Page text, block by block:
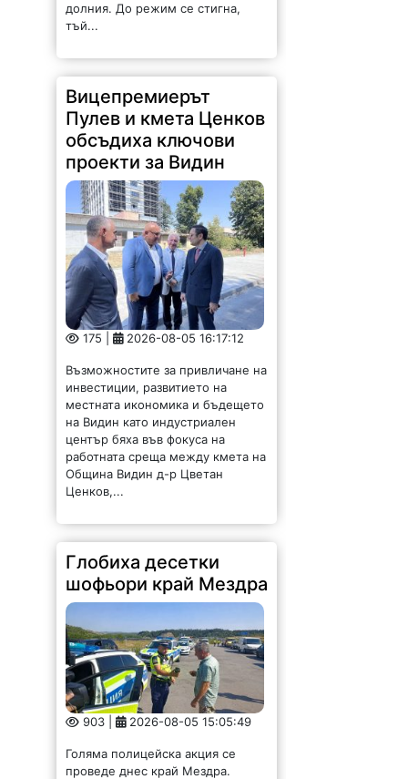
долния. До режим се стигна,
тъй...
Вицепремиерът
Пулев и кмета Ценков
обсъдиха ключови
проекти за Видин
175 | 2026-08-05 16:17:12
Възможностите за привличане на
инвестиции, развитието на
местната икономика и бъдещето
на Видин като индустриален
център бяха във фокуса на
работната среща между кмета на
Община Видин д-р Цветан
Ценков,...
Глобиха десетки
шофьори край Мездра
903 | 2026-08-05 15:05:49
Голяма полицейска акция се
проведе днес край Мездра.